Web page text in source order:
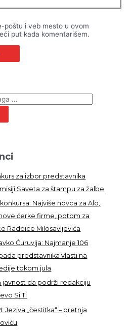
poštu i veb mesto u ovom
put kada komentarišem.
za izbor predstavnika
Saveta za štampu za žalbe
Najviše novca za Alo,
ćerke firme, potom za
Radoice Milosavljevića
Ćuruvija: Najmanje 106
predstavnika vlasti na
tokom jula
javnost da podrži redakciju
Si Ti
Jeziva „čestitka“ – pretnja